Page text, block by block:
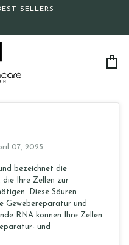
SELLERS
07, 2025
bezeichnet die
die Ihre Zellen zur
Diese Säuren
Gewebereparatur und
RNA können Ihre Zellen
und